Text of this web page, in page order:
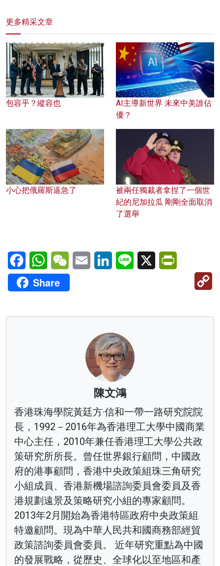
更多精采文章
包容乎？縱容也
AI主導新世界 未來中美誰佔
優？
小心把俄羅斯逼急了
被兩任獨裁者拿捏了一個世
紀的尼加拉瓜 剛剛全面取消
了選舉
FacebookWhatsAppWeChatEmail LinkedInLine X
Share
陳文鴻
香港珠海學院黃廷方·信和一帶一路研究院院
長，1992－2016年為香港理工大學中國商業
中心主任，2010年兼任香港理工大學公共政
策研究所所長。曾任世界銀行顧問，中國政
府的港事顧問，香港中央政策組珠三角研究
小組成員、香港新機場諮詢委員會委員及香
港規劃遠景及策略研究小組的專家顧問。
2013年2月開始為香港特區政府中央政策組
特邀顧問。現為中華人民共和國商務部經貿
政策諮詢委員會委員。 近年研究重點為中國
的發展戰略，從歷史、全球化以至地區和產